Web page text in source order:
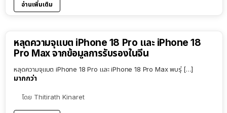
อ่านเพิ่มเติม
หลุดความจุแบต iPhone 18 Pro และ iPhone 18
Pro Max จากข้อมูลการรับรองในจีน
หลุดความจุแบต iPhone 18 Pro และ iPhone 18 Pro Max พบรุ่ […]
มากกว่า
โดย Thitirath Kinaret